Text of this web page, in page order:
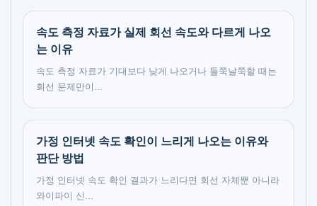
속도 측정 자료가 실제 회선 속도와 다르게 나오
는 이유
속도 측정 자료가 기대보다 낮게 나오거나 들쭉날쭉할 때는
회선 문제만이...
가정 인터넷 속도 확인이 느리게 나오는 이유와
판단 방법
가정 인터넷 속도 확인 결과가 느리다면 회선 자체뿐 아니라
와이파이 신...